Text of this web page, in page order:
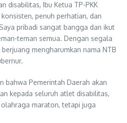
disabilitas, Ibu Ketua TP-PKK
penuh perhatian, dan
pribadi sangat bangga dan ikut
teman semua. Dengan segala
mengharumkan nama NTB
bahwa Pemerintah Daerah akan
kepada seluruh atlet disabilitas,
maraton, tetapi juga